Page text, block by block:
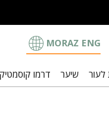
MORAZ ENG
לעור שיער דרמו